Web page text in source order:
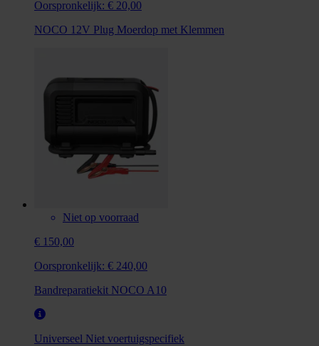
Oorspronkelijk: € 20,00
NOCO 12V Plug Moerdop met Klemmen
Niet op voorraad
€ 150,00
Oorspronkelijk: € 240,00
Bandreparatiekit NOCO A10
Universeel Niet voertuigspecifiek